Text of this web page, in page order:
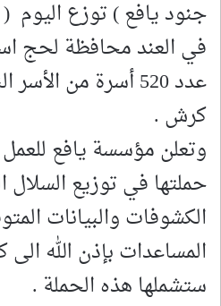
في العند محافظة لحج
عدد 520 أسرة من
كرش .
وتعلن مؤسسة يافع للعمل
حملتها في توزيع
الكشوفات والبيانات
المساعدات بإذن الله الى
ستشملها هذه الحملة .